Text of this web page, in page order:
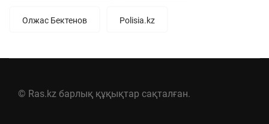
Олжас Бектенов Polisia.kz
© Ras.kz барлық құқықтар сақталған.